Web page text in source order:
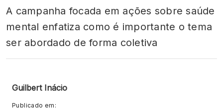
A campanha focada em ações sobre saúde
mental enfatiza como é importante o tema
ser abordado de forma coletiva
Guilbert Inácio
Publicado em: